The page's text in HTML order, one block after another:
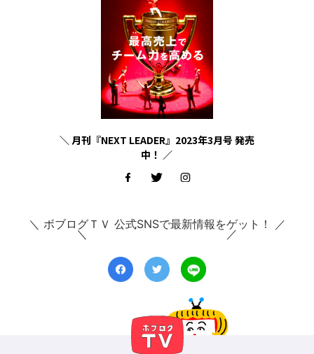
＼ 月刊『NEXT LEADER』2023年3月号 発売
中！ ／
＼ ボブログＴＶ 公式SNSで最新情報をゲット！ ／